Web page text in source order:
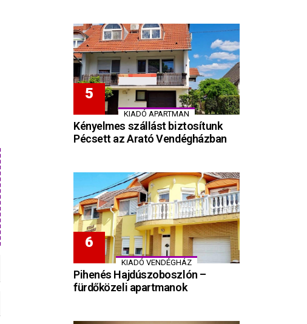
KIADÓ APARTMAN
Kényelmes szállást biztosítunk
Pécsett az Arató Vendégházban
KIADÓ VENDÉGHÁZ
Pihenés Hajdúszoboszlón –
fürdőközeli apartmanok